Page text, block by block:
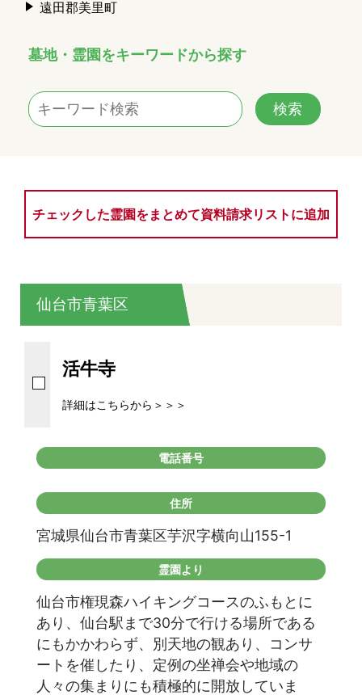
遠田郡美里町
墓地・霊園をキーワードから探す
チェックした霊園をまとめて資料請求リストに追加
仙台市青葉区
活牛寺
詳細はこちらから＞＞＞
電話番号
住所
宮城県仙台市青葉区芋沢字横向山155-1
霊園より
仙台市権現森ハイキングコースのふもとに
あり、仙台駅まで30分で行ける場所である
にもかかわらず、別天地の観あり、コンサ
ートを催したり、定例の坐禅会や地域の
人々の集まりにも積極的に開放していま